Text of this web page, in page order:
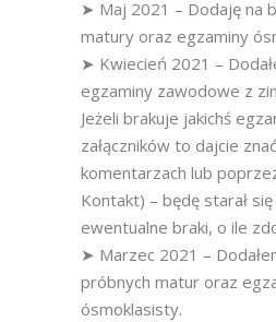
➤ Maj 2021 – Dodaję na
matury oraz egzaminy
➤ Kwiecień 2021 –
egzaminy zawodowe z
Jeżeli brakuje jakichś
załączników to dajcie
komentarzach lub
Kontakt) – będę starał się
ewentualne braki, o ile
➤ Marzec 2021 –
próbnych matur oraz
ósmoklasisty.